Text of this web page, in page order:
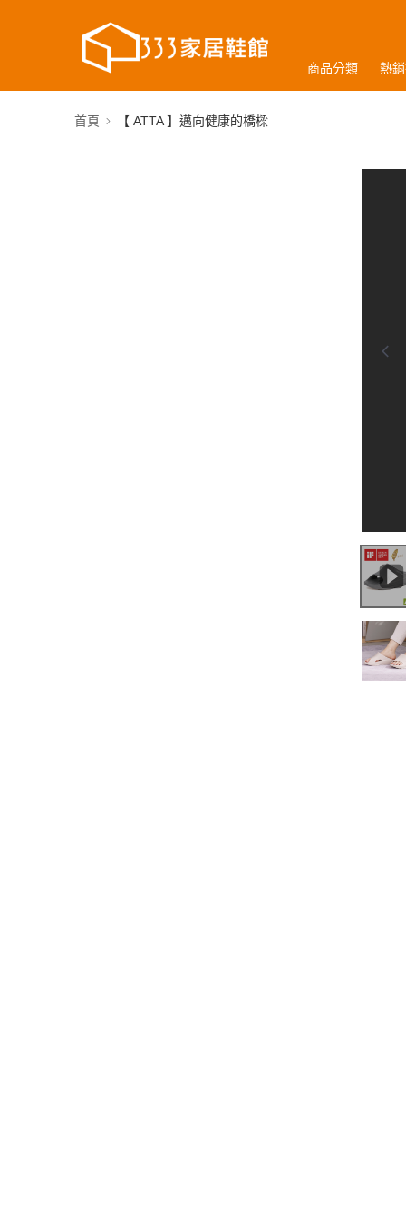
商品分類 熱
首頁 【 ATTA 】邁向健康的橋樑